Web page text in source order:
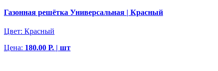
Газонная решётка Универсальная | Красный
Цвет: Красный
Цена: 180.00 Р. | шт